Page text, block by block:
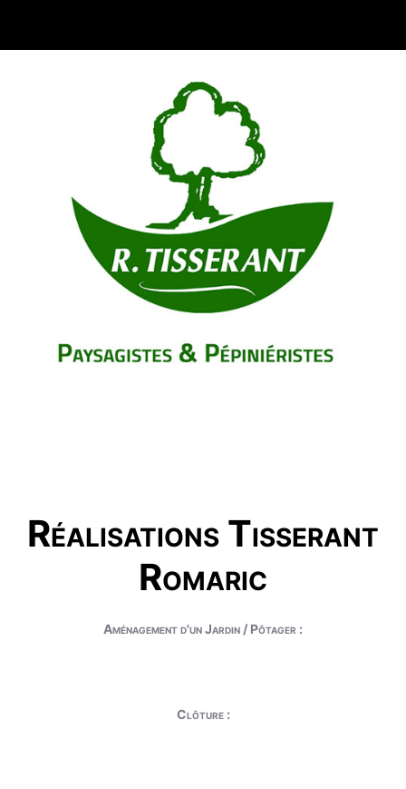
Réalisations Tisserant
Romaric
Aménagement d'un Jardin / Pôtager :
Clôture :